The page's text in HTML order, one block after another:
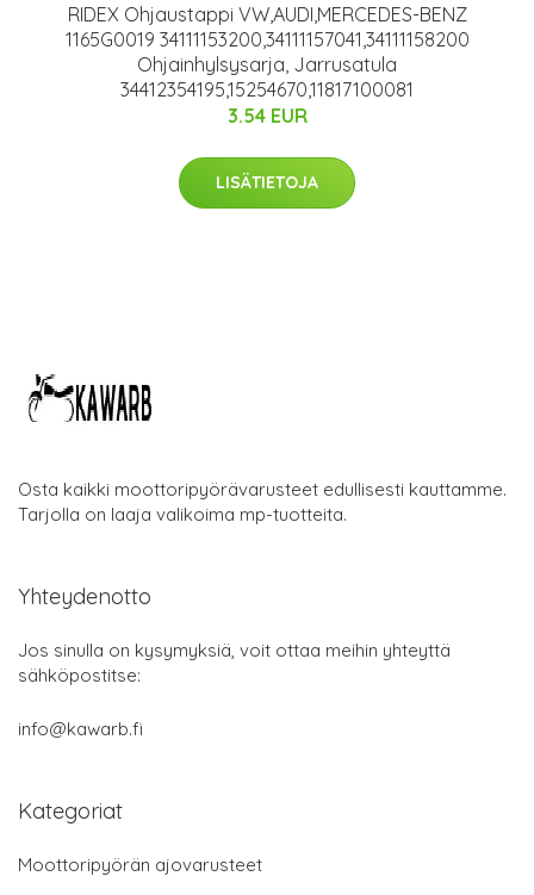
RIDEX Ohjaustappi VW,AUDI,MERCEDES-BENZ
1165G0019 34111153200,34111157041,34111158200
Ohjainhylsysarja, Jarrusatula
34412354195,15254670,11817100081
3.54 EUR
LISÄTIETOJA
Osta kaikki moottoripyörävarusteet edullisesti kauttamme.
Tarjolla on laaja valikoima mp-tuotteita.
Yhteydenotto
Jos sinulla on kysymyksiä, voit ottaa meihin yhteyttä
sähköpostitse:
info@kawarb.fi
Kategoriat
Moottoripyörän ajovarusteet